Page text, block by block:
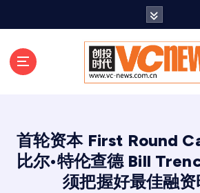
首轮资本 First Round
比尔•特伦查德 Bill
须把握好最佳融